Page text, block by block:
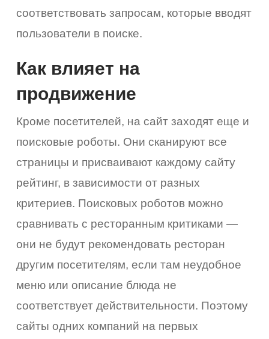
соответствовать запросам, которые вводят
пользователи в поиске.
Как влияет на
продвижение
Кроме посетителей, на сайт заходят еще и
поисковые роботы. Они сканируют все
страницы и присваивают каждому сайту
рейтинг, в зависимости от разных
критериев. Поисковых роботов можно
сравнивать с ресторанным критиками —
они не будут рекомендовать ресторан
другим посетителям, если там неудобное
меню или описание блюда не
соответствует действительности. Поэтому
сайты одних компаний на первых